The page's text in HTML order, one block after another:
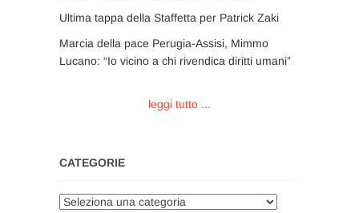
Ultima tappa della Staffetta per Patrick Zaki
Marcia della pace Perugia-Assisi, Mimmo
Lucano: “Io vicino a chi rivendica diritti umani”
leggi tutto ...
CATEGORIE
Categorie